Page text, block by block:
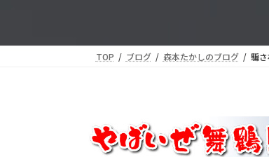
TOP ブログ 森本たかしのブログ 騙